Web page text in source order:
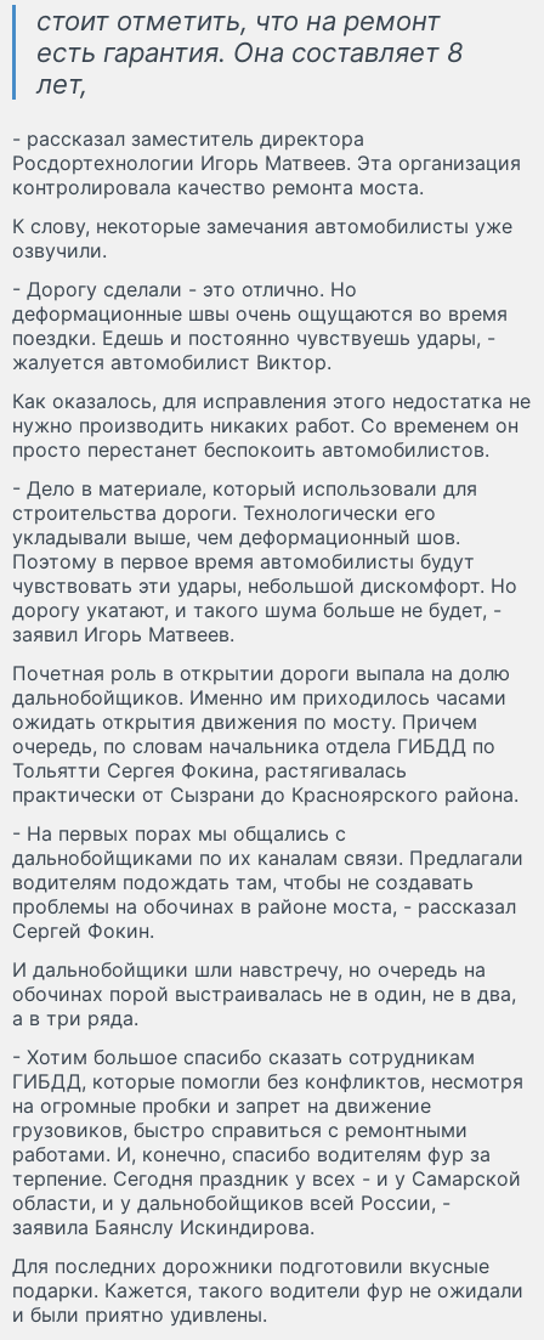
стоит отметить, что на ремонт
есть гарантия. Она составляет 8
лет,
- рассказал заместитель директора
Росдортехнологии Игорь Матвеев. Эта организация
контролировала качество ремонта моста.
К слову, некоторые замечания автомобилисты уже
озвучили.
- Дорогу сделали - это отлично. Но
деформационные швы очень ощущаются во время
поездки. Едешь и постоянно чувствуешь удары, -
жалуется автомобилист Виктор.
Как оказалось, для исправления этого недостатка не
нужно производить никаких работ. Со временем он
просто перестанет беспокоить автомобилистов.
- Дело в материале, который использовали для
строительства дороги. Технологически его
укладывали выше, чем деформационный шов.
Поэтому в первое время автомобилисты будут
чувствовать эти удары, небольшой дискомфорт. Но
дорогу укатают, и такого шума больше не будет, -
заявил Игорь Матвеев.
Почетная роль в открытии дороги выпала на долю
дальнобойщиков. Именно им приходилось часами
ожидать открытия движения по мосту. Причем
очередь, по словам начальника отдела ГИБДД по
Тольятти Сергея Фокина, растягивалась
практически от Сызрани до Красноярского района.
- На первых порах мы общались с
дальнобойщиками по их каналам связи. Предлагали
водителям подождать там, чтобы не создавать
проблемы на обочинах в районе моста, - рассказал
Сергей Фокин.
И дальнобойщики шли навстречу, но очередь на
обочинах порой выстраивалась не в один, не в два,
а в три ряда.
- Хотим большое спасибо сказать сотрудникам
ГИБДД, которые помогли без конфликтов, несмотря
на огромные пробки и запрет на движение
грузовиков, быстро справиться с ремонтными
работами. И, конечно, спасибо водителям фур за
терпение. Сегодня праздник у всех - и у Самарской
области, и у дальнобойщиков всей России, -
заявила Баянслу Искиндирова.
Для последних дорожники подготовили вкусные
подарки. Кажется, такого водители фур не ожидали
и были приятно удивлены.